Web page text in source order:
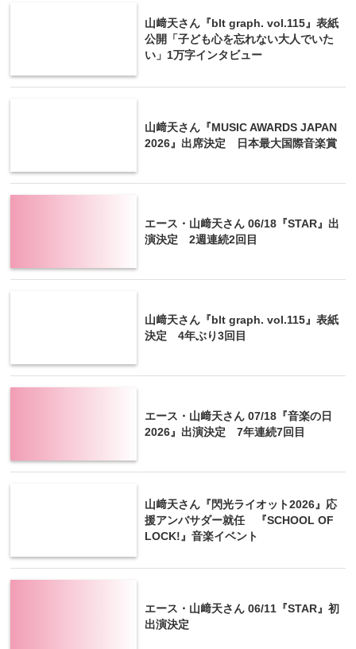
山﨑天さん『blt graph. vol.115』表紙
公開「子ども心を忘れない大人でいた
い」1万字インタビュー
山﨑天さん『MUSIC AWARDS JAPAN
2026』出席決定 日本最大国際音楽賞
エース・山﨑天さん 06/18『STAR』出
演決定 2週連続2回目
山﨑天さん『blt graph. vol.115』表紙
決定 4年ぶり3回目
エース・山﨑天さん 07/18『音楽の日
2026』出演決定 7年連続7回目
山﨑天さん『閃光ライオット2026』応
援アンバサダー就任 『SCHOOL OF
LOCK!』音楽イベント
エース・山﨑天さん 06/11『STAR』初
出演決定